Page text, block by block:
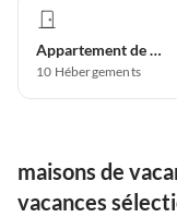
Appartement de vacances
10 Hébergements
maisons de
vacances